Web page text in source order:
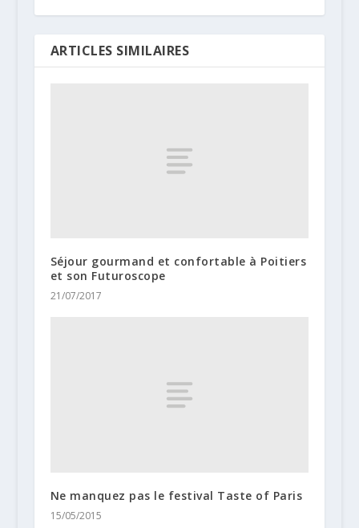
ARTICLES SIMILAIRES
Séjour gourmand et confortable à Poitiers
et son Futuroscope
21/07/2017
Ne manquez pas le festival Taste of Paris
15/05/2015